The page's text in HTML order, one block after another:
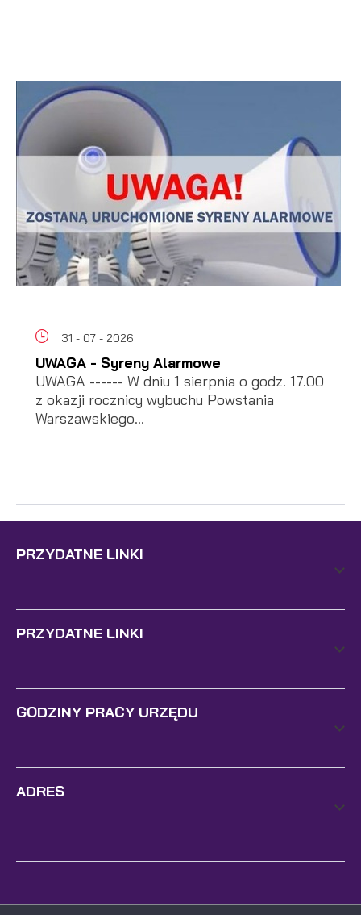
31 - 07 - 2026
UWAGA - Syreny Alarmowe
UWAGA ------ W dniu 1 sierpnia o godz. 17.00
z okazji rocznicy wybuchu Powstania
Warszawskiego...
PRZYDATNE LINKI
PRZYDATNE LINKI
GODZINY PRACY URZĘDU
ADRES